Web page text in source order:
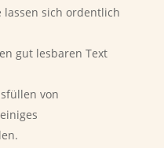
sich ordentlich
gut lesbaren Text
von